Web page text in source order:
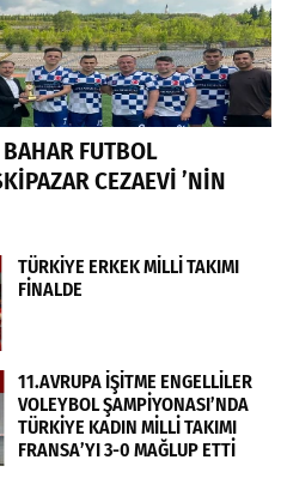
FUTBOL
CEZAEVİ ’NİN
TÜRKİYE ERKEK MİLLİ TAKIMI
FİNALDE
11.AVRUPA İŞİTME ENGELLİLER
VOLEYBOL ŞAMPİYONASI’NDA
TÜRKİYE KADIN MİLLİ TAKIMI
FRANSA’YI 3-0 MAĞLUP ETTİ